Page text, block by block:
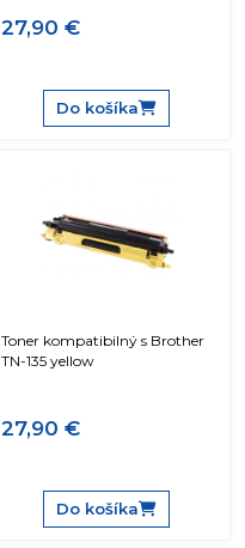
27,90 €
Do košíka
Toner kompatibilný s Brother
TN-135 yellow
27,90 €
Do košíka